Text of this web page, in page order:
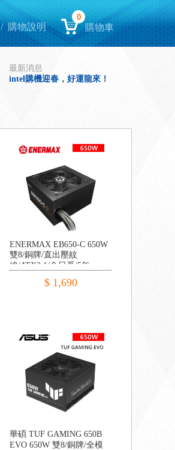
/購物說明
0
購物車
最新消息
Lenovo Yoga book 9i 開箱
intel購機迎春，好運龍來！
ENERMAX EB650-C 650W
雙8/銅牌/直出壓紋
線/ATX3.1/全日系/5年
$ 1,690
華碩 TUF GAMING 650B
EVO 650W 雙8/銅牌/全模